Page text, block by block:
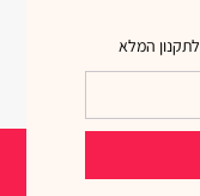
לתקנון המלא